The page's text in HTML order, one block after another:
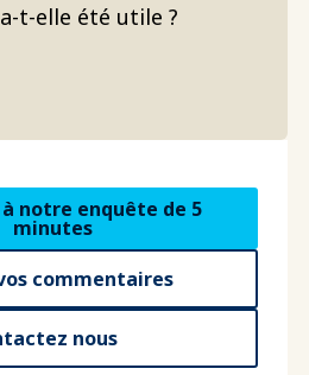
t-elle été utile ?
à notre enquête de 5
minutes
commentaires
nous